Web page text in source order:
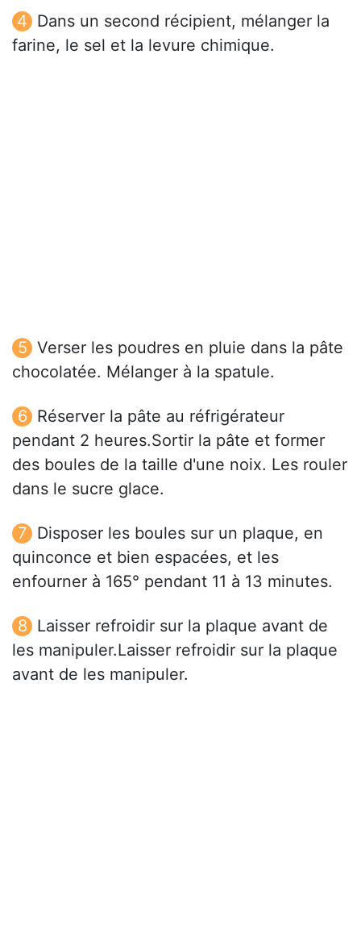
Dans un second récipient, mélanger la
farine, le sel et la levure chimique.
Verser les poudres en pluie dans la pâte
chocolatée. Mélanger à la spatule.
Réserver la pâte au réfrigérateur
pendant 2 heures.Sortir la pâte et former
des boules de la taille d'une noix. Les rouler
dans le sucre glace.
Disposer les boules sur un plaque, en
quinconce et bien espacées, et les
enfourner à 165° pendant 11 à 13 minutes.
Laisser refroidir sur la plaque avant de
les manipuler.Laisser refroidir sur la plaque
avant de les manipuler.